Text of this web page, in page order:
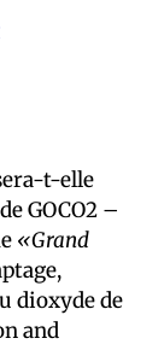
t-elle
GOCO2 –
«Grand
dioxyde de
and